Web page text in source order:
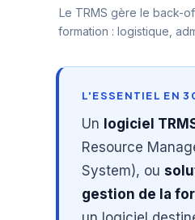
Le TRMS gère le back-
formation : logistique,
L'ESSENTIEL EN
Un logiciel
Resource
System), ou
gestion de la